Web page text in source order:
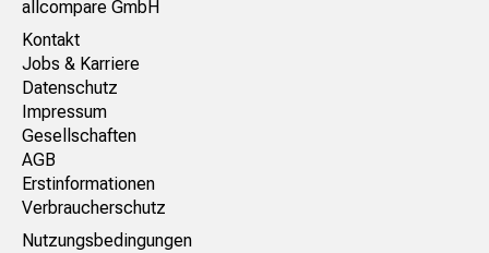
allcompare GmbH
Kontakt
Jobs & Karriere
Datenschutz
Impressum
Gesellschaften
AGB
Erstinformationen
Verbraucherschutz
Nutzungsbedingungen